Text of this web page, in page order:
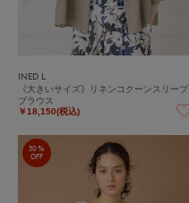
INED L
《大きいサイズ》リネンコクーンスリーブ
ブラウス
￥18,150(税込)
30%
OFF